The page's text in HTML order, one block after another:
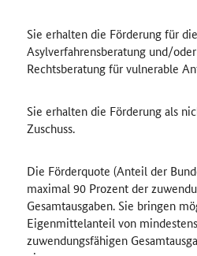
Sie erhalten die Förderung für
Asylverfahrensberatung und/
Rechtsberatung für vulnerable
Sie erhalten die Förderung als
Zuschuss.
Die Förderquote (Anteil der
maximal 90 Prozent der
Gesamtausgaben. Sie bringen
Eigenmittelanteil von
zuwendungsfähigen